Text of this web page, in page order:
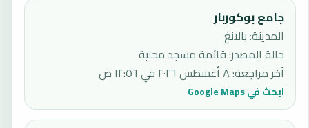
جامع بوكوربار
المدينة: بالانغ
حالة المصدر:قائمة مسجد محلية
آخر مراجعة:٨ أغسطس ٢٠٢٦ في ١٢:٥٦ ص
ابحث في Google Maps